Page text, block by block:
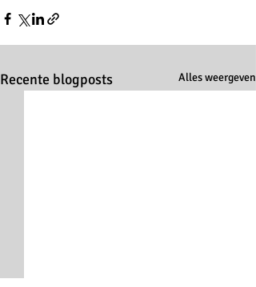
Recente blogposts Alles weergeven